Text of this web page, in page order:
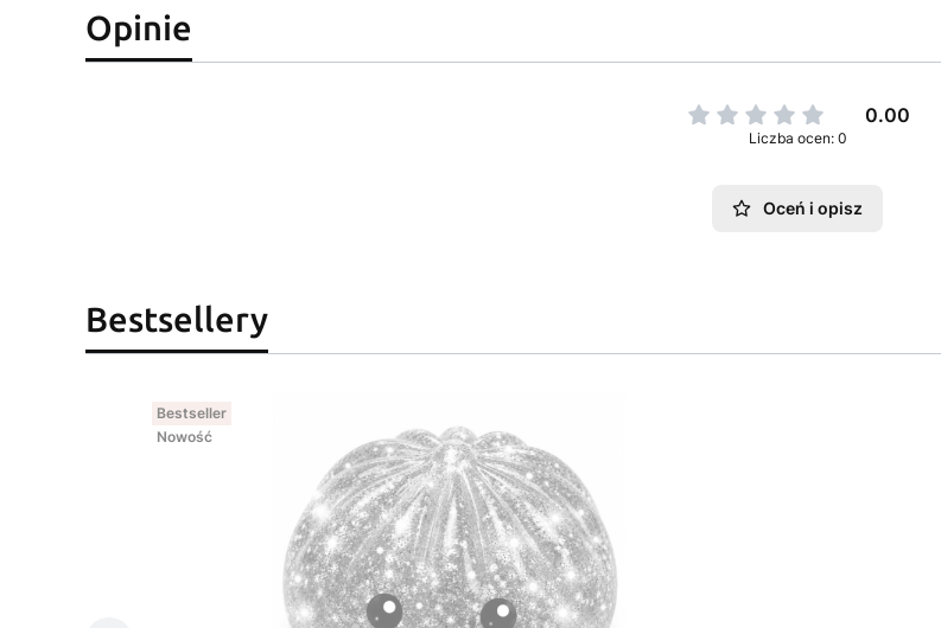
Opinie
0.00
Liczba ocen: 0
Oceń i opisz
Bestsellery
Bestseller
Nowość